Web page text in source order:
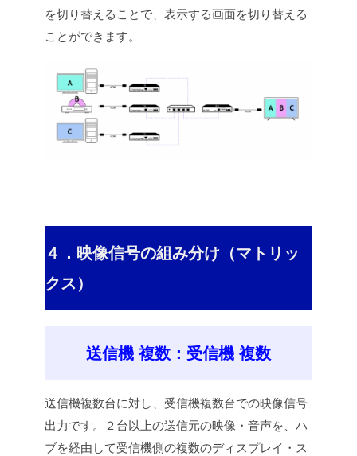
を切り替えることで、表示する画面を切り替える
ことができます。
４．映像信号の組み分け（マトリッ
クス）
送信機 複数：受信機 複数
送信機複数台に対し、受信機複数台での映像信号
出力です。２台以上の送信元の映像・音声を、ハ
ブを経由して受信機側の複数のディスプレイ・ス